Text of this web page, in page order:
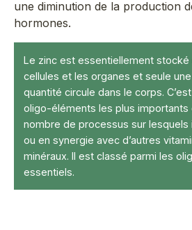
une diminution de la production
hormones.
Le zinc est essentiellement stocké
cellules et les organes et seule
quantité circule dans le corps.
oligo-éléments les plus importants
nombre de processus sur lesquels
ou en synergie avec d’autres
minéraux. Il est classé parmi les
essentiels.